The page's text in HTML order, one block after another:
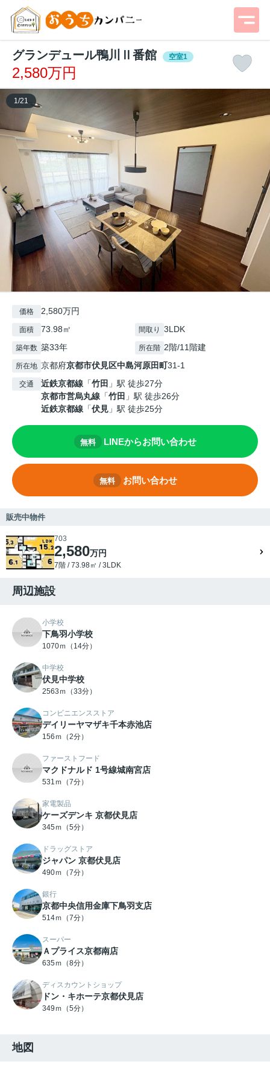
グランデュール鴨川Ⅱ番館 空室1
2,580万円
1 /21
価格 2,580万円
面積 73.98㎡ 間取り 3LDK
築年数 築33年 所在階 2階/11階建
所在地 京都府京都市伏見区中島河原田町31-1
交通 近鉄京都線 「竹田 」駅 徒歩27分
京都市営烏丸線 「竹田 」駅 徒歩26分
近鉄京都線 「伏見 」駅 徒歩25分
無料 LINEからお問い合わせ
無料 お問い合わせ
販売中物件
703
2,580万円
7階 / 73.98㎡ / 3LDK
周辺施設
小学校
下鳥羽小学校
1070ｍ（14分）
中学校
伏見中学校
2563ｍ（33分）
コンビニエンスストア
デイリーヤマザキ千本赤池店
156ｍ（2分）
ファーストフード
マクドナルド 1号線城南宮店
531ｍ（7分）
家電製品
ケーズデンキ 京都伏見店
345ｍ（5分）
ドラッグストア
ジャパン 京都伏見店
490ｍ（7分）
銀行
京都中央信用金庫下鳥羽支店
514ｍ（7分）
スーパー
Ａプライス京都南店
635ｍ（8分）
ディスカウントショップ
ドン・キホーテ京都伏見店
349ｍ（5分）
地図